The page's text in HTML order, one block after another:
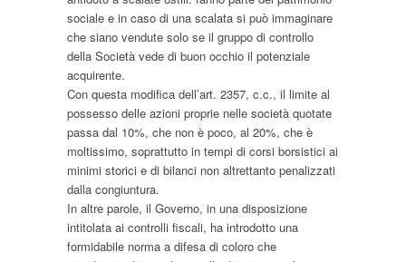
sociale e in caso di una scalata si può immaginare
che siano vendute solo se il gruppo di controllo
della Società vede di buon occhio il potenziale
acquirente.
Con questa modifica dell’art. 2357, c.c., il limite al
possesso delle azioni proprie nelle società quotate
passa dal 10%, che non è poco, al 20%, che è
moltissimo, soprattutto in tempi di corsi borsistici ai
minimi storici e di bilanci non altrettanto penalizzati
dalla congiuntura.
In altre parole, il Governo, in una disposizione
intitolata ai controlli fiscali, ha introdotto una
formidabile norma a difesa di coloro che